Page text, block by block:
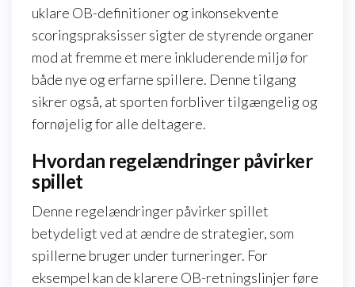
uklare OB-definitioner og inkonsekvente
scoringspraksisser sigter de styrende organer
mod at fremme et mere inkluderende miljø for
både nye og erfarne spillere. Denne tilgang
sikrer også, at sporten forbliver tilgængelig og
fornøjelig for alle deltagere.
Hvordan regelændringer påvirker
spillet
Denne regelændringer påvirker spillet
betydeligt ved at ændre de strategier, som
spillerne bruger under turneringer. For
eksempel kan de klarere OB-retningslinjer føre